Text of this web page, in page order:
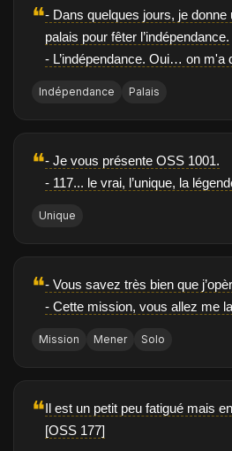
❝- Dans quelques jours, je donne
palais pour fêter l’indépendance.
- L’indépendance. Oui… on m'a
Indépendance Palais
❝- Je vous présente OSS 1001.
- 117... le vrai, l’unique, la
Unique
❝- Vous savez très bien que
- Cette mission, vous allez me
Mission Mener Solo
❝Il est un petit peu fatigué mais
[OSS 177]